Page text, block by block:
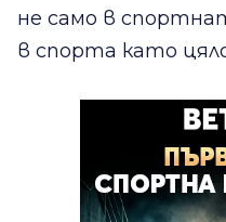
не само в
в спорта като